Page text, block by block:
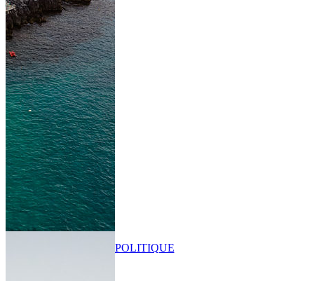
POLITIQUE